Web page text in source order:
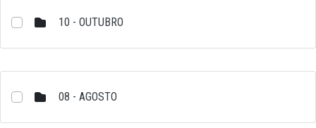
10 - OUTUBRO
08 - AGOSTO